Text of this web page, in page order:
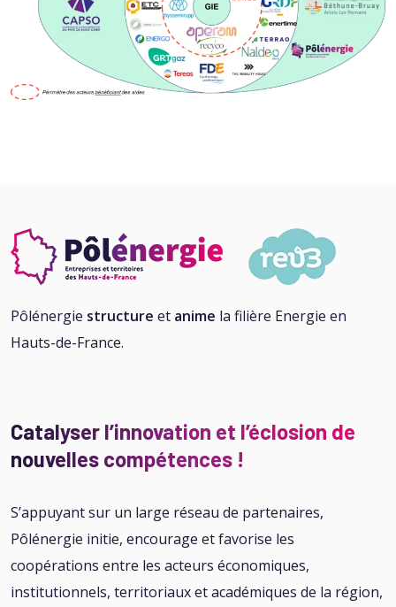
Pôlénergie structure et anime la filière Energie en
Hauts-de-France.
Catalyser l’innovation et l’éclosion de
nouvelles compétences !
S’appuyant sur un large réseau de partenaires,
Pôlénergie initie, encourage et favorise les
coopérations entre les acteurs économiques,
institutionnels, territoriaux et académiques de la région,